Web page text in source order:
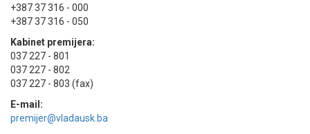
+387 37 316 - 000
+387 37 316 - 050
Kabinet premijera:
037 227 - 801
037 227 - 802
037 227 - 803 (fax)
E-mail:
premijer@vladausk.ba